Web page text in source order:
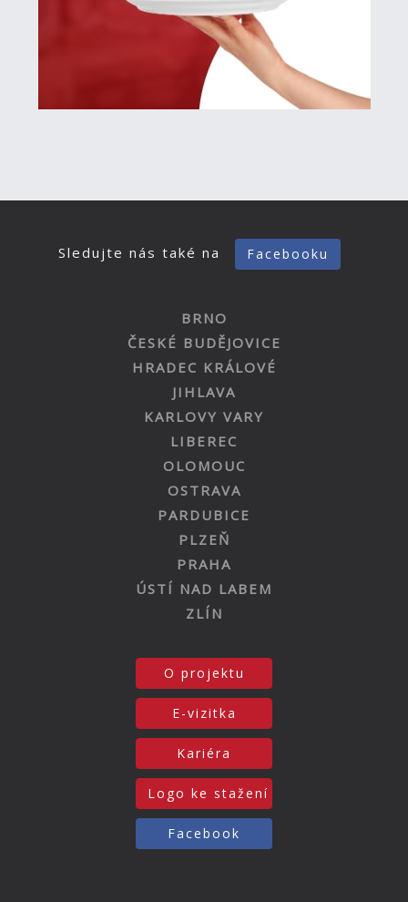
Sledujte nás také na Facebooku
BRNO
ČESKÉ BUDĚJOVICE
HRADEC KRÁLOVÉ
JIHLAVA
KARLOVY VARY
LIBEREC
OLOMOUC
OSTRAVA
PARDUBICE
PLZEŇ
PRAHA
ÚSTÍ NAD LABEM
ZLÍN
O projektu
E-vizitka
Kariéra
Logo ke stažení
Facebook